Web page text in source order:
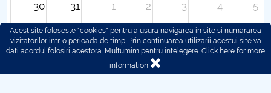
30 31 1 2 3 4 5
Acest site foloseste "cookies" pentru a usura navigarea in site si numararea
vizitatorilor intr-o perioada de timp. Prin continuarea utilizarii acestui site va
dati acordul folosiri acestora. Multumim pentru intelegere. Click here for more
information